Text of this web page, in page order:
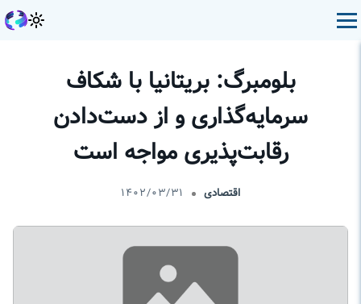
بلومبرگ: بریتانیا با شکاف
سرمایه‌گذاری و از دست‌دادن
رقابت‌پذیری‌ مواجه است
اقتصادی ۱۴۰۲/۰۳/۳۱